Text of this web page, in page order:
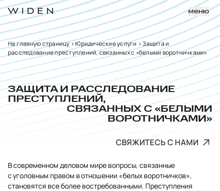
меню
На главную страницу>Юридические услуги >Защита и
расследование преступлений, связанных с «белыми воротничками»
ЗАЩИТА И РАССЛЕДОВАНИЕ
ПРЕСТУПЛЕНИЙ,
СВЯЗАННЫХ С «БЕЛЫМИ
ВОРОТНИЧКАМИ»
СВЯЖИТЕСЬ С НАМИ
В современном деловом мире вопросы, связанные
с уголовным правом в отношении «белых воротничков»,
становятся все более востребованными. Преступления